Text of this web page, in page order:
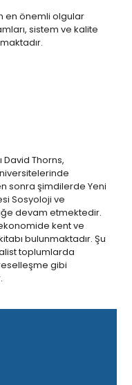
en önemli olgular
sistem ve kalite
David Thorns,
sonra şimdilerde Yeni
Sosyoloji ve
devam etmektedir.
kent ve
bulunmaktadır. Şu
toplumlarda
gibi